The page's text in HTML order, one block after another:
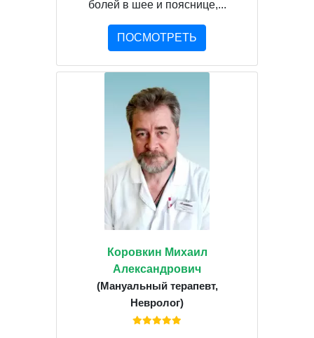
болей в шее и пояснице,...
ПОСМОТРЕТЬ
Коровкин Михаил
Александрович
(Мануальный терапевт,
Невролог)